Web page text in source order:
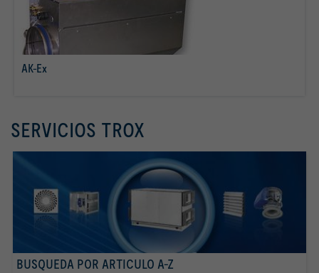
AK-Ex
SERVICIOS TROX
BUSQUEDA POR ARTICULO A-Z